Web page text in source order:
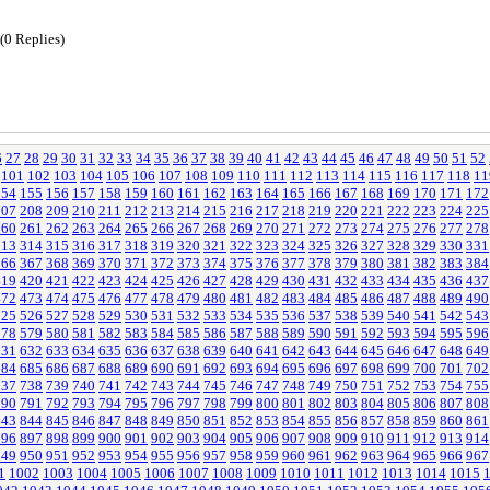
Replies)
27 28 29 30 31 32 33 34 35 36 37 38 39 40 41 42 43 44 45 46 47 48 49 50 51 52
101 102 103 104 105 106 107 108 109 110 111 112 113 114 115 116 117 118
155 156 157 158 159 160 161 162 163 164 165 166 167 168 169 170 171 172
208 209 210 211 212 213 214 215 216 217 218 219 220 221 222 223 224 225
261 262 263 264 265 266 267 268 269 270 271 272 273 274 275 276 277 278
314 315 316 317 318 319 320 321 322 323 324 325 326 327 328 329 330 331
367 368 369 370 371 372 373 374 375 376 377 378 379 380 381 382 383 384
420 421 422 423 424 425 426 427 428 429 430 431 432 433 434 435 436 437
473 474 475 476 477 478 479 480 481 482 483 484 485 486 487 488 489 490
526 527 528 529 530 531 532 533 534 535 536 537 538 539 540 541 542 543
579 580 581 582 583 584 585 586 587 588 589 590 591 592 593 594 595 596
632 633 634 635 636 637 638 639 640 641 642 643 644 645 646 647 648 649
685 686 687 688 689 690 691 692 693 694 695 696 697 698 699 700 701 702
738 739 740 741 742 743 744 745 746 747 748 749 750 751 752 753 754 755
791 792 793 794 795 796 797 798 799 800 801 802 803 804 805 806 807 808
844 845 846 847 848 849 850 851 852 853 854 855 856 857 858 859 860 861
897 898 899 900 901 902 903 904 905 906 907 908 909 910 911 912 913 914
950 951 952 953 954 955 956 957 958 959 960 961 962 963 964 965 966 967
1002 1003 1004 1005 1006 1007 1008 1009 1010 1011 1012 1013 1014 1015